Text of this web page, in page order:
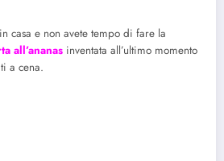
casa e non avete tempo di fare la
all’ananas inventata all’ultimo momento
a cena.